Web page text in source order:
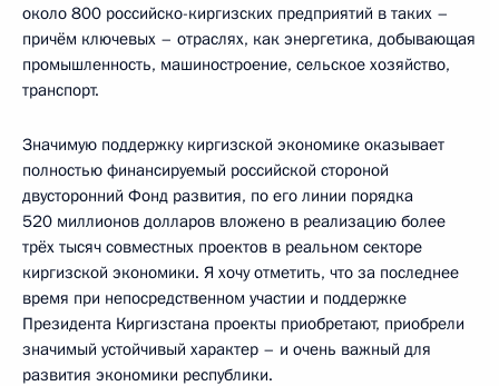
около 800 российско-киргизских предприятий в таких –
причём ключевых – отраслях, как энергетика, добывающая
промышленность, машиностроение, сельское хозяйство,
транспорт.
Значимую поддержку киргизской экономике оказывает
полностью финансируемый российской стороной
двусторонний Фонд развития, по его линии порядка
520 миллионов долларов вложено в реализацию более
трёх тысяч совместных проектов в реальном секторе
киргизской экономики. Я хочу отметить, что за последнее
время при непосредственном участии и поддержке
Президента Киргизстана проекты приобретают, приобрели
значимый устойчивый характер – и очень важный для
развития экономики республики.